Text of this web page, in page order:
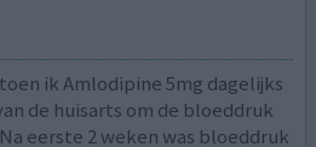
ik Amlodipine 5mg dagelijks
de huisarts om de bloeddruk
eerste 2 weken was bloeddruk